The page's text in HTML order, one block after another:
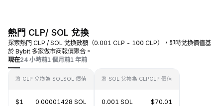
熱門 CLP/ SOL 兌換
探索熱門 CLP / SOL 兌換數額（0.001 CLP - 100 CLP），即時兌換價值基
於 Bybit 多家做市商報價聚合。
現在24 小時前1 個月前1 年前
將 CLP 兌換為 SOLSOL 價值
$1 0.00001428 SOL
將 SOL 兌換為 CLPCLP 價值
0.001 SOL $70.01